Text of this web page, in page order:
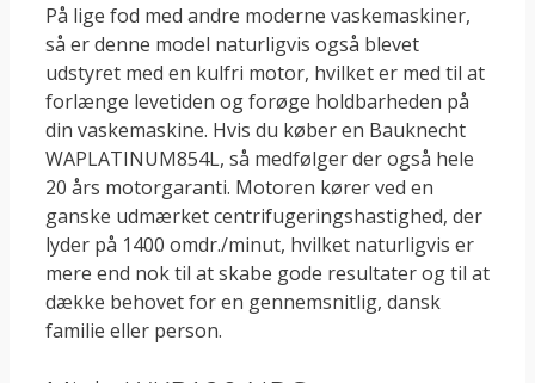
På lige fod med andre moderne vaskemaskiner,
så er denne model naturligvis også blevet
udstyret med en kulfri motor, hvilket er med til at
forlænge levetiden og forøge holdbarheden på
din vaskemaskine. Hvis du køber en Bauknecht
WAPLATINUM854L, så medfølger der også hele
20 års motorgaranti. Motoren kører ved en
ganske udmærket centrifugeringshastighed, der
lyder på 1400 omdr./minut, hvilket naturligvis er
mere end nok til at skabe gode resultater og til at
dække behovet for en gennemsnitlig, dansk
familie eller person.